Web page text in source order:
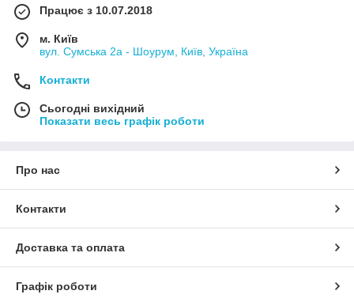
Працює з 10.07.2018
м. Київ
вул. Сумська 2а - Шоурум, Київ, Україна
Контакти
Сьогодні вихідний
Показати весь графік роботи
Про нас
Контакти
Доставка та оплата
Графік роботи